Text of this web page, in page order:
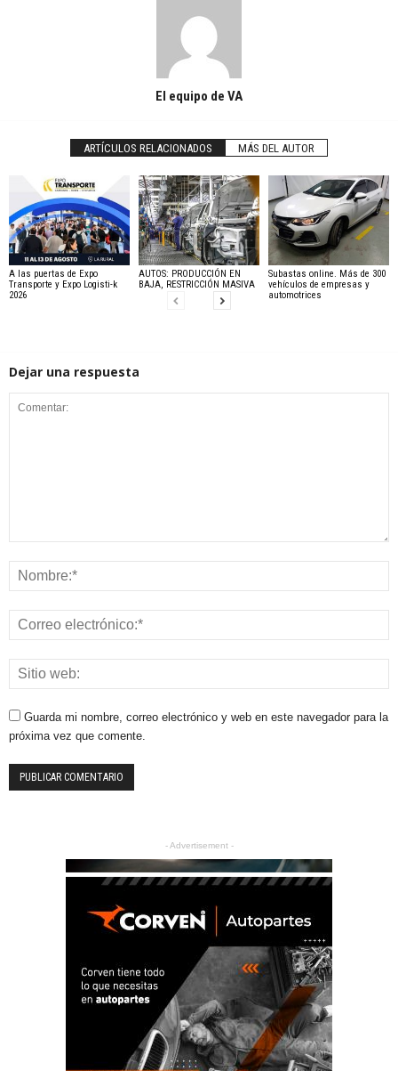
El equipo de VA
ARTÍCULOS RELACIONADOS MÁS DEL AUTOR
A las puertas de Expo
Transporte y Expo Logisti-k
2026
AUTOS: PRODUCCIÓN EN
BAJA, RESTRICCIÓN MASIVA
Subastas online. Más de 300
vehículos de empresas y
automotrices
Dejar una respuesta
Guarda mi nombre, correo electrónico y web en este navegador para la
próxima vez que comente.
- Advertisement -